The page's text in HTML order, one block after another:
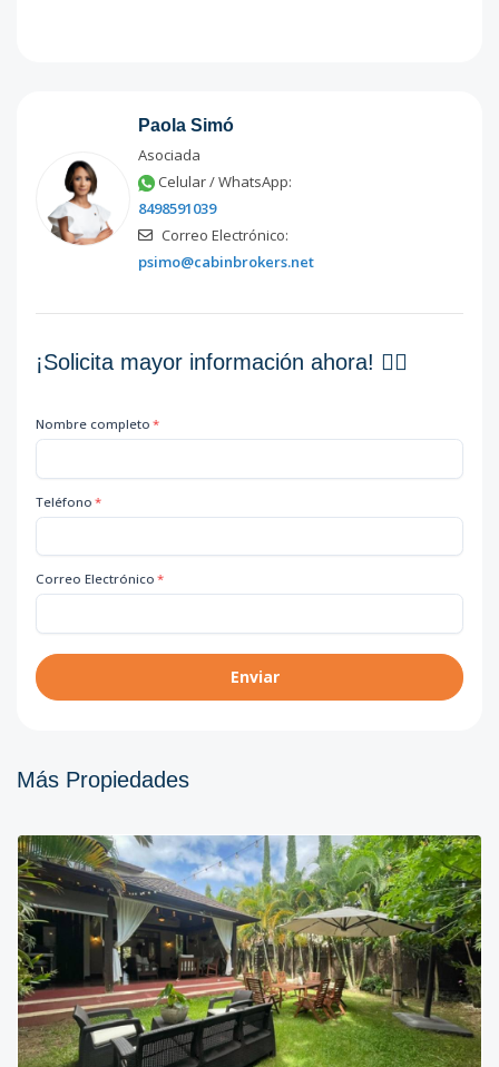
Paola Simó
Asociada
Celular / WhatsApp:
8498591039
Correo Electrónico:
psimo@cabinbrokers.net
¡Solicita mayor información ahora! 👇🏽
Nombre completo *
Teléfono *
Correo Electrónico *
Enviar
Más Propiedades